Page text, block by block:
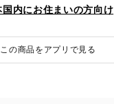
国内にお住まいの方向け
この商品をアプリで見る